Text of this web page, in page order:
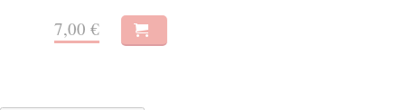
4,90 €